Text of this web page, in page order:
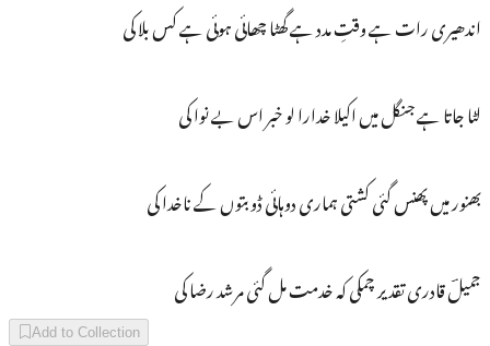
اندھیری رات ہے وقتِ مدد ہے گھٹا چھائی ہوئی ہے کس بلا کی
لٹا جاتا ہے جنگل میں اکیلا خدارا لو خبر اس بے نوا کی
بھنور میں پھنس گئی کشتی ہماری دوہائی ڈوبتوں کے ناخدا کی
جمیلؔ قادری تقدیر چمکی کہ خدمت مل گئی مرشد رضا کی
Add to Collection